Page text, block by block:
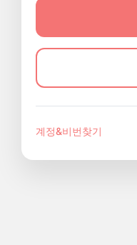
계정&비번찾기